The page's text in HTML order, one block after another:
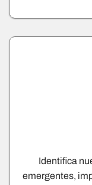
Identifica
emergentes,